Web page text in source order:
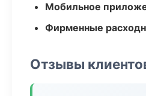
Мобильное
Фирменные
Отзывы